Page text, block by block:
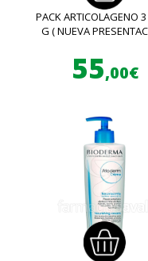
PACK ARTICOLAGENO
G ( NUEVA
55,00€